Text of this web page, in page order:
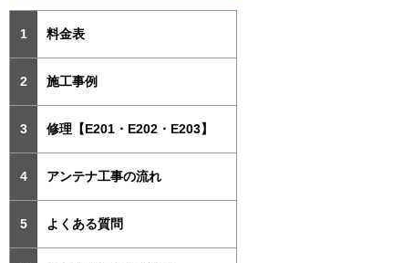
料金表
施工事例
修理【E201・E202・E203】
アンテナ工事の流れ
よくある質問